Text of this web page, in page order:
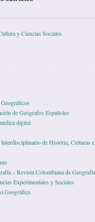
y Ciencias Sociales
de Geógrafos Españoles
digital
de História, Culturas e
– Revista Colombiana de Geografía
Experimentales y Sociales
Geogràfica